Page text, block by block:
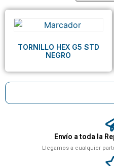
Envío a toda la
Llegamos a cualquier
TORNILLO HEX G5 STD
NEGRO